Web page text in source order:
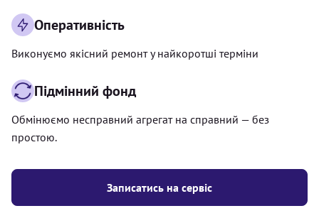
Записатись на сервіс
Оперативність
Виконуємо якісний ремонт у найкоротші терміни
Підмінний фонд
Обмінюємо несправний агрегат на справний — без
простою.